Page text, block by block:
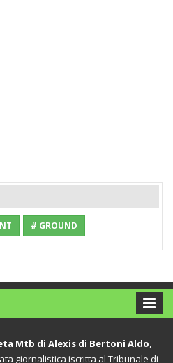
# GROUND
Mtb di Alexis di Bertoni Aldo
giornalistica iscritta al Tribunale di